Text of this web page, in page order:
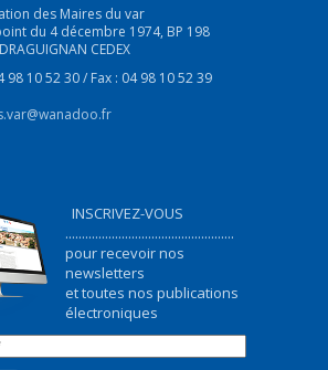
des Maires du var
du 4 décembre 1974, BP 198
CEDEX
98 10 52 30 / Fax : 04 98 10 52 39
INSCRIVEZ-VOUS
...................................................
pour recevoir nos
newsletters
et toutes nos publications
électroniques